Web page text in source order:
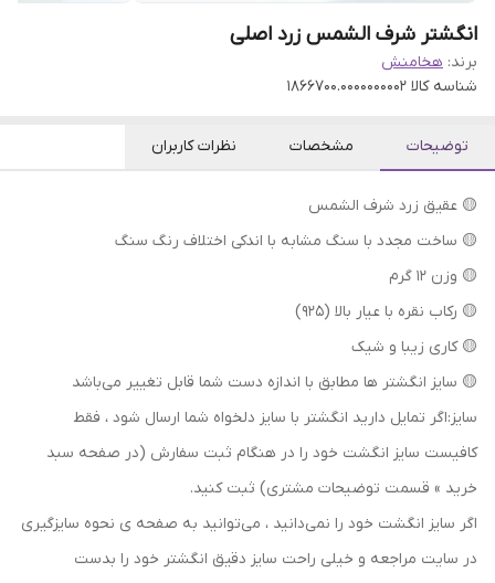
انگشتر شرف الشمس زرد اصلی
برند: هخامنش
شناسه کالا 1866700.0000000002
توضیحات مشخصات نظرات کاربران
🟡 عقیق زرد شرف الشمس
🟡 ساخت مجدد با سنگ مشابه با اندکی اختلاف رنگ سنگ
🟡 وزن ۱۲ گرم
🟡 رکاب نقره با عیار بالا (۹۲۵)
🟡 کاری زیبا و شیک
🟡 سایز انگشتر ها مطابق با اندازه دست شما قابل تغییر می‌باشد
سایز:اگر تمایل دارید انگشتر با سایز دلخواه شما ارسال شود ، فقط
کافیست سایز انگشت خود را در هنگام ثبت سفارش (در صفحه سبد
خرید » قسمت توضیحات مشتری) ثبت کنید.
اگر سایز انگشت خود را نمی‌دانید ، می‌توانید به صفحه ی نحوه سایزگیری
در سایت مراجعه و خیلی راحت سایز دقیق انگشتر خود را بدست